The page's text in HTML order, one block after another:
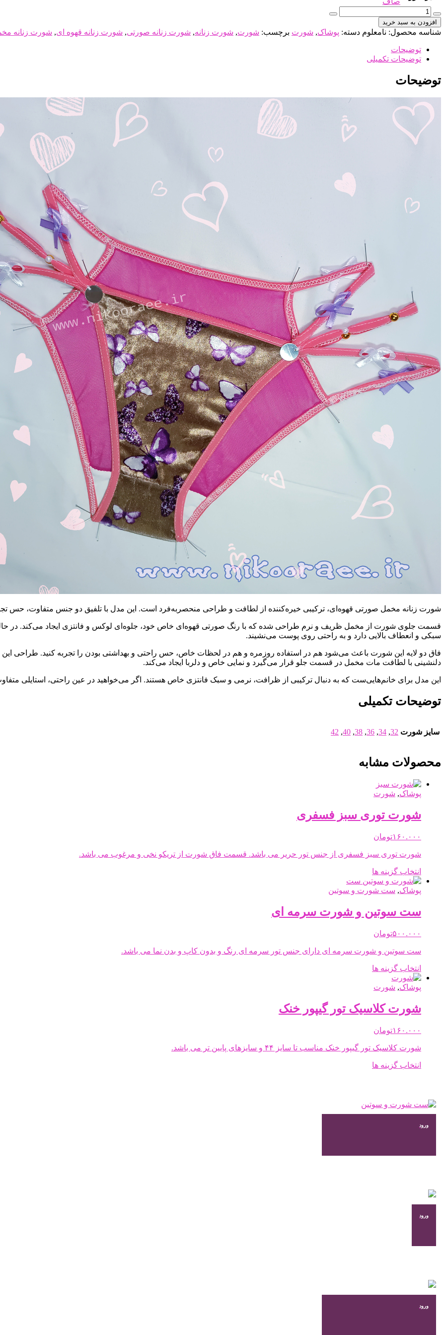
شورت
زنانه
مخمل
قهوه
ای
افزودن به سبد خرید
شناسه محصول: نامعلوم دسته: پوشاک, شورت برچسب: شورت, شورت زنانه, شورت زنانه صورتی, شورت زنانه قهوه ای, شورت زنانه
توضیحات
توضیحات تکمیلی
توضیحات
شورت زنانه مخمل صورتی قهوه‌ای، ترکیبی خیره‌کننده از لطافت و طراحی منحصربه‌فرد است. این مدل با تلفیق دو جنس متفاوت، حس
قسمت جلوی شورت از مخمل ظریف و نرم طراحی شده که با رنگ صورتی قهوه‌ای خاص خود، جلوه‌ای لوکس و فانتزی ایجاد می‌کند.
سبکی و انعطاف بالایی دارد و به راحتی روی پوست می‌نشیند.
فاق دو لایه این شورت باعث می‌شود هم در استفاده روزمره و هم در لحظات خاص، حس راحتی و بهداشتی بودن را تجربه کنید. طراحی
دلنشینی با لطافت مات مخمل در قسمت جلو قرار می‌گیرد و نمایی خاص و دلربا ایجاد می‌کند.
این مدل برای خانم‌هایی‌ست که به دنبال ترکیبی از ظرافت، نرمی و سبک فانتزی خاص هستند. اگر می‌خواهید در عین راحتی، استایلی
توضیحات تکمیلی
سایز شورت 32
,
34
,
36
,
38
,
40
,
42
محصولات مشابه
پوشاک, شورت
شورت توری سبز فسفری
۱۶۰.۰۰۰تومان
شورت توری سبز فسفری از جنس تور حریر می باشد. قسمت فاق شورت از تریکو نخی و مرغوب می باشد.
انتخاب گزینه ها
محصول
دارای
مختلفی
می
ممکن
در
انتخاب
شوند
پوشاک, ست شورت و سوتین
ست سوتین و شورت سرمه ای
۵۰۰.۰۰۰تومان
ست سوتین و شورت سرمه ای دارای جنس تور سرمه ای رنگ و بدون کاپ و بدن نما می باشد.
انتخاب گزینه ها
مختلفی
می
ممکن
در
شوند
پوشاک, شورت
شورت کلاسیک تور گیپور خنک
۱۶۰.۰۰۰تومان
شورت کلاسیک تور گیپور خنک مناسب تا سایز ۴۴ و سایزهای پایین تر می باشد.
انتخاب گزینه ها
مختلفی
می
ورود
ورود
ورود